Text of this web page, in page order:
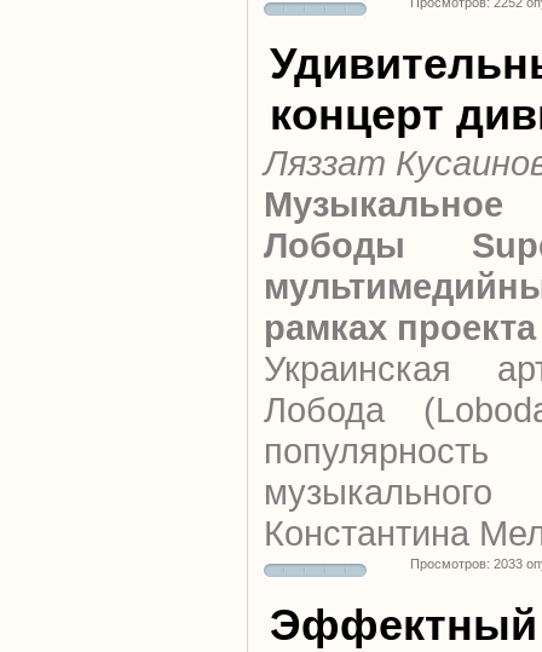
концерт
Ляззат
Лободы
рамках
Украинская
Лобода
Константина
Просмотров: 2033
Эффектный